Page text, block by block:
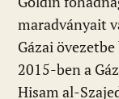
maradványait
Gázai
2015-ben a
Hisam al-